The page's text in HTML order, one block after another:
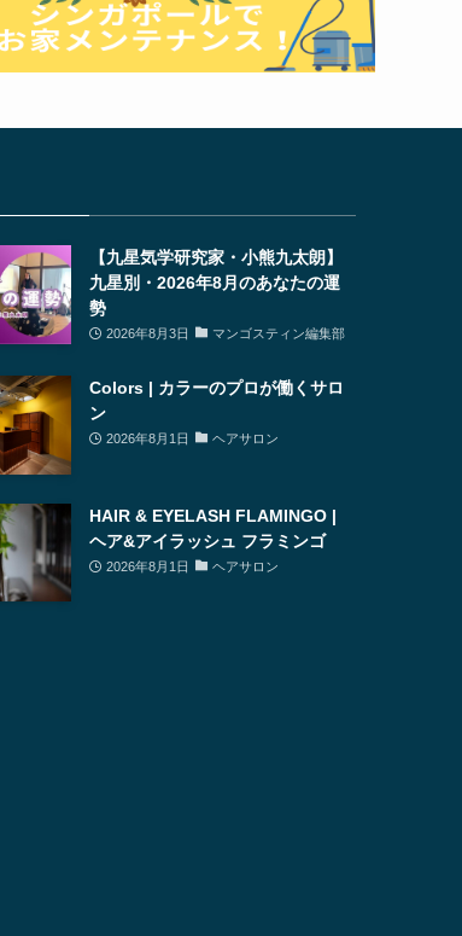
【九星気学研究家・小熊九太朗】
九星別・2026年8月のあなたの運
勢
2026年8月3日 マンゴスティン編集部
Colors | カラーのプロが働くサロ
ン
2026年8月1日 ヘアサロン
HAIR & EYELASH FLAMINGO |
ヘア&アイラッシュ フラミンゴ
2026年8月1日 ヘアサロン